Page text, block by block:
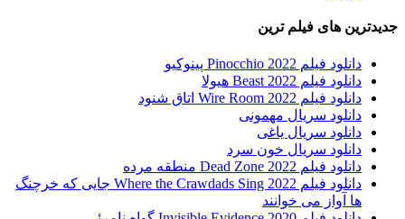
جدیدترین های فیلم ترین
دانلود فیلم Pinocchio 2022 پینوکیو
دانلود فیلم Beast 2022 هیولا
دانلود فیلم Wire Room 2022 اتاق شنود
دانلود سریال مهمونی
دانلود سریال یاغی
دانلود سریال خون سرد
دانلود فیلم 2022 Dead Zone منطقه مرده
دانلود فیلم Where the Crawdads Sing 2022 جایی که خرچنگ
ها آواز می خوانند